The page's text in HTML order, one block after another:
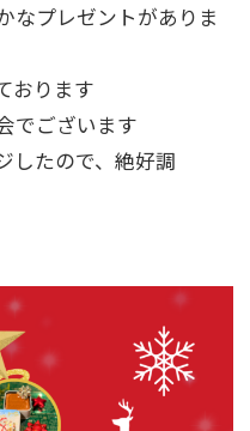
なプレゼントがありま
おります
でございます
したので、絶好調